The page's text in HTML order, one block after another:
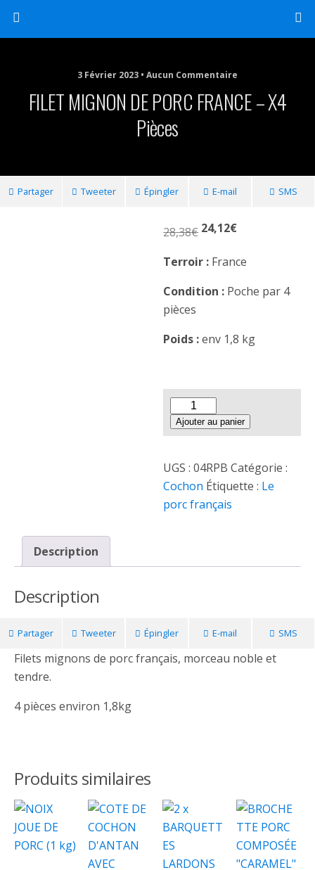
3 Février 2023 • Aucun Commentaire
FILET MIGNON DE PORC FRANCE – X4
Pièces
Partager Tweeter Épingler E-mail SMS
28,38€ 24,12€
Terroir : France
Condition : Poche par 4
pièces
Poids :env 1,8 kg
Ajouter au panier
UGS :04RPB Catégorie :
Cochon Étiquette : Le
porc français
Description
Description
Partager Tweeter Épingler E-mail SMS
Filets mignons de porc français, morceau noble et
tendre.
4 pièces environ 1,8kg
Produits similaires